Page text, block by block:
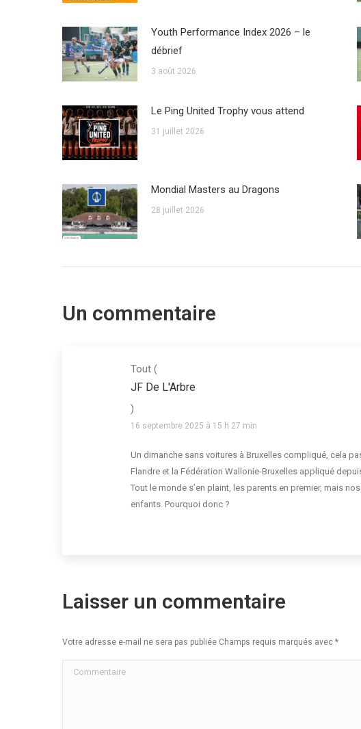
Youth Performance Index 2026 – le
débrief
3 août 2026
Le Ping United Trophy vous attend
31 juillet 2026
Mondial Masters au Dragons
28 juillet 2026
Un commentaire
Tout (
JF De L'Arbre
)
16 septembre 2025 à 15 h 27 min
Un dimanche sans voitures à Bruxelles compliqué, cela
Flandre et la Fédération Wallonie-Bruxelles appliqué
Tout le monde s’en plaint, les parents en premier, mais
enfants. Pourquoi donc ?
Laisser un commentaire
Votre adresse e-mail ne sera pas publiée Champs requis marqués avec *
Commentaire